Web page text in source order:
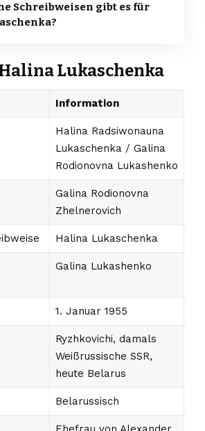
Schreibweisen gibt es für
Lukaschenka
Information
Halina Radsiwonauna
Lukaschenka / Galina
Rodionovna Lukashenko
Galina Rodionovna
Zhelnerovich
Halina Lukaschenka
Galina Lukashenko
1. Januar 1955
Ryzhkovichi, damals
Weißrussische SSR,
heute Belarus
Belarussisch